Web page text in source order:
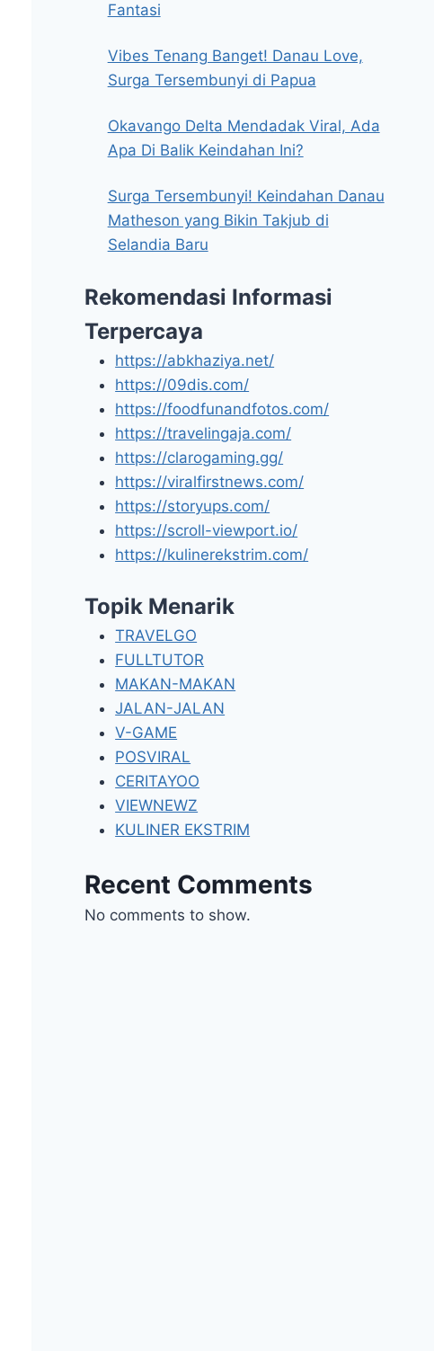
Fantasi
Vibes Tenang Banget! Danau Love,
Surga Tersembunyi di Papua
Okavango Delta Mendadak Viral, Ada
Apa Di Balik Keindahan Ini?
Surga Tersembunyi! Keindahan Danau
Matheson yang Bikin Takjub di
Selandia Baru
Rekomendasi Informasi
Terpercaya
https://abkhaziya.net/
https://09dis.com/
https://foodfunandfotos.com/
https://travelingaja.com/
https://clarogaming.gg/
https://viralfirstnews.com/
https://storyups.com/
https://scroll-viewport.io/
https://kulinerekstrim.com/
Topik Menarik
TRAVELGO
FULLTUTOR
MAKAN-MAKAN
JALAN-JALAN
V-GAME
POSVIRAL
CERITAYOO
VIEWNEWZ
KULINER EKSTRIM
Recent Comments
No comments to show.